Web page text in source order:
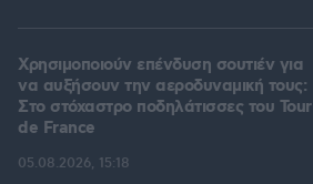
Χρησιμοποιούν επένδυση σουτιέν για
να αυξήσουν την αεροδυναμική τους:
Στο στόχαστρο ποδηλάτισσες του Tour
de France
05.08.2026, 15:18